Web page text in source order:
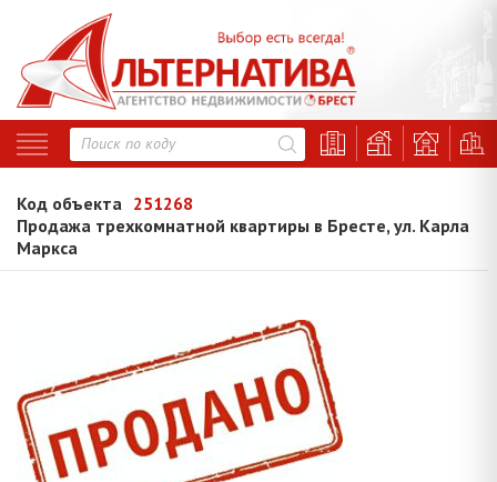
Код объекта 251268
Продажа трехкомнатной квартиры в Бресте, ул. Карла
Маркса